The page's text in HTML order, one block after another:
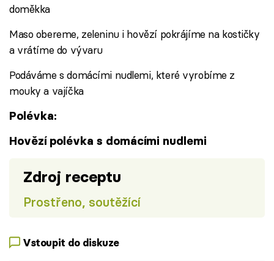
doměkka
Maso obereme, zeleninu i hovězí pokrájíme na kostičky
a vrátíme do vývaru
Podáváme s domácími nudlemi, které vyrobíme z
mouky a vajíčka
Polévka:
Hovězí polévka s domácími nudlemi
Zdroj receptu
Prostřeno, soutěžící
Vstoupit do diskuze